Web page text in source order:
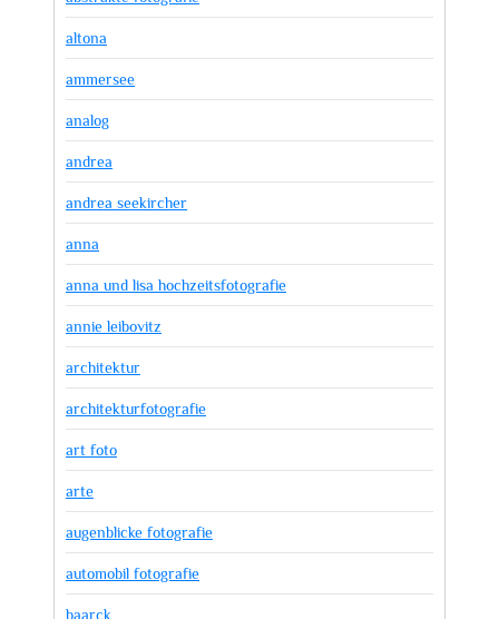
altona
ammersee
analog
andrea
andrea seekircher
anna
anna und lisa hochzeitsfotografie
annie leibovitz
architektur
architekturfotografie
art foto
arte
augenblicke fotografie
automobil fotografie
baarck